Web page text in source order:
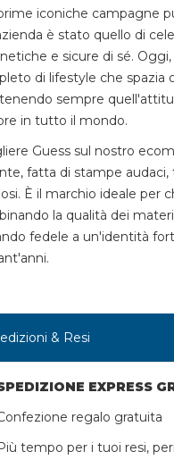
iconiche campagne
è stato quello di
e sicure di sé.
di lifestyle che spazia
sempre
in tutto il mondo.
Guess sul nostro
fatta di stampe
È il marchio ideale per
la qualità dei
fedele a un'identità
& Resi
EXPRESS
regalo gratuita
tempo per i tuoi resi,